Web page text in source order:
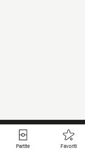
Partite Favoriti